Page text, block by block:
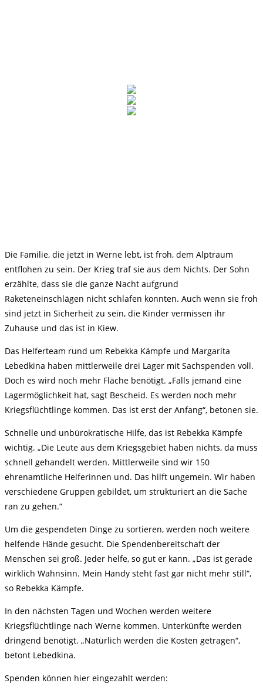
Die Familie, die jetzt in Werne lebt, ist froh, dem Alptraum
entflohen zu sein. Der Krieg traf sie aus dem Nichts. Der Sohn
erzählte, dass sie die ganze Nacht aufgrund
Raketeneinschlägen nicht schlafen konnten. Auch wenn sie froh
sind jetzt in Sicherheit zu sein, die Kinder vermissen ihr
Zuhause und das ist in Kiew.
Das Helferteam rund um Rebekka Kämpfe und Margarita
Lebedkina haben mittlerweile drei Lager mit Sachspenden voll.
Doch es wird noch mehr Fläche benötigt. „Falls jemand eine
Lagermöglichkeit hat, sagt Bescheid. Es werden noch mehr
Kriegsflüchtlinge kommen. Das ist erst der Anfang“, betonen sie.
Schnelle und unbürokratische Hilfe, das ist Rebekka Kämpfe
wichtig. „Die Leute aus dem Kriegsgebiet haben nichts, da muss
schnell gehandelt werden. Mittlerweile sind wir 150
ehrenamtliche Helferinnen und. Das hilft ungemein. Wir haben
verschiedene Gruppen gebildet, um strukturiert an die Sache
ran zu gehen.“
Um die gespendeten Dinge zu sortieren, werden noch weitere
helfende Hände gesucht. Die Spendenbereitschaft der
Menschen sei groß. Jeder helfe, so gut er kann. „Das ist gerade
wirklich Wahnsinn. Mein Handy steht fast gar nicht mehr still“,
so Rebekka Kämpfe.
In den nächsten Tagen und Wochen werden weitere
Kriegsflüchtlinge nach Werne kommen. Unterkünfte werden
dringend benötigt. „Natürlich werden die Kosten getragen“,
betont Lebedkina.
Spenden können hier eingezahlt werden: